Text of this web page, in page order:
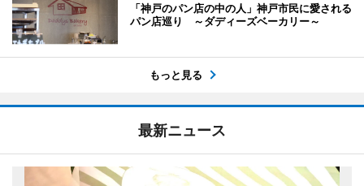
「神戸のパン店の中の人」神戸市民に愛される
パン店巡り ～ダディーズベーカリー～
もっと見る
最新ニュース